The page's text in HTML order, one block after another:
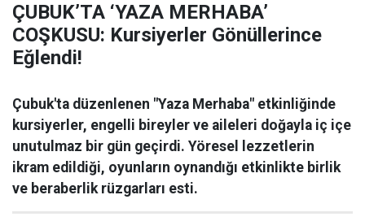
ÇUBUK’TA ‘YAZA MERHABA’
COŞKUSU: Kursiyerler Gönüllerince
Eğlendi!
Çubuk'ta düzenlenen "Yaza Merhaba" etkinliğinde
kursiyerler, engelli bireyler ve aileleri doğayla iç içe
unutulmaz bir gün geçirdi. Yöresel lezzetlerin
ikram edildiği, oyunların oynandığı etkinlikte birlik
ve beraberlik rüzgarları esti.